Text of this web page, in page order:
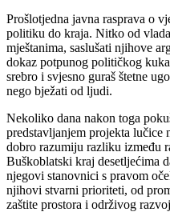
Prošlotjedna javna rasprava o
politiku do kraja. Nitko od
mještanima, saslušati njihove
dokaz potpunog političkog
srebro i svjesno guraš štetne
nego bježati od ljudi.
Nekoliko dana nakon toga
predstavljanjem projekta lučice
dobro razumiju razliku između
Buškoblatski kraj desetljećima
njegovi stanovnici s pravom
njihovi stvarni prioriteti, od
zaštite prostora i održivog